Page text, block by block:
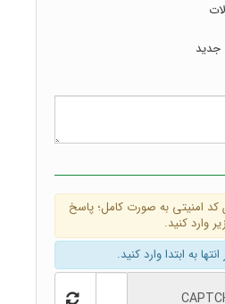
جدید
لطفا به جای وارد کردن کد امنیتی به صورت کامل؛ پاسخ
وارد کنید.
به ابتدا وارد کنید.